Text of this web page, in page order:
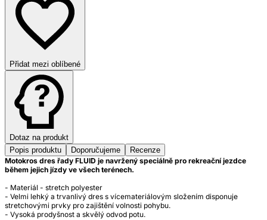
Přidat mezi oblíbené
Dotaz na produkt
Popis produktu
Doporučujeme
Recenze
Motokros dres řady FLUID je navržený speciálně pro rekreační jezdce
během jejich jízdy ve všech terénech.
- Materiál - stretch polyester
- Velmi lehký a trvanlivý dres s vícemateriálovým složením disponuje
stretchovými prvky pro zajištění volnosti pohybu.
- Vysoká prodyšnost a skvělý odvod potu.